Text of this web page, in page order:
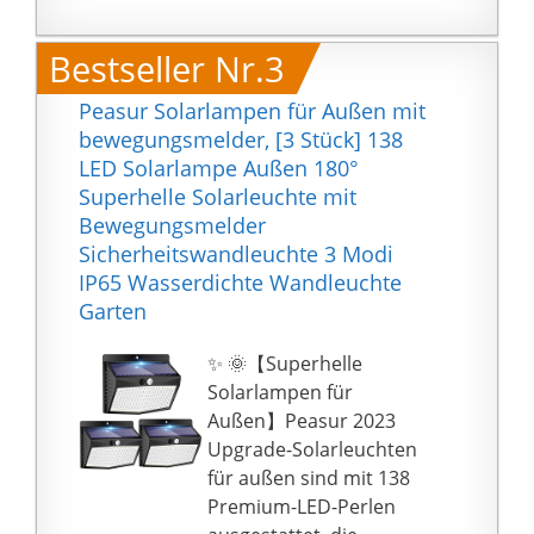
effizienter bei der
Umwandlung des
Sonnenlichts in
Batterieladeleistung,
Photovoltaik-
Conversion-Rate von
bis zu
19{003acb3bc4b4c166cf
b5f3cfff5ca55d8ba23ae
86eda5ebb2c46a1b906
Sie können einfach LED-
Solar-
Bewegungsmelder Licht
an der Wand montieren
mit beiliegenden
Schrauben, keine
Mit der speziell
entwickelten Halterung
können Sie die Lampe
einfach als
Landschaftsleuchte in
den Boden einsetzen
oder als Wandleuchte
an der Wand
befestigen. Perfekt für
Terrasse, Veranda,
Garage, Auffahrt, Weg,
etc.
☆ 2 Helligkeits-
Beleuchtungsmodi ☆:
Mit dem Low Light-
Modus (12 Stunden)
und dem High Light-
Bestseller Nr.3
Peasur Solarlampen für Außen mit
bewegungsmelder, [3 Stück] 138
LED Solarlampe Außen 180°
Superhelle Solarleuchte mit
Bewegungsmelder
Sicherheitswandleuchte 3 Modi
IP65 Wasserdichte Wandleuchte
Garten
✨ 🌞【Superhelle
Solarlampen für
Außen】Peasur 2023
Upgrade-Solarleuchten
für außen sind mit 138
Premium-LED-Perlen